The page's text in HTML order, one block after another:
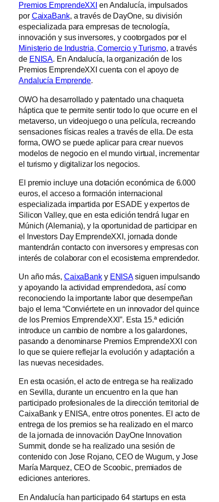
Premios EmprendeXXI en Andalucía, impulsados
por CaixaBank, a través de DayOne, su división
especializada para empresas de tecnología,
innovación y sus inversores, y cootorgados por el
Ministerio de Industria, Comercio y Turismo, a través
de ENISA. En Andalucía, la organización de los
Premios EmprendeXXI cuenta con el apoyo de
Andalucía Emprende.
OWO ha desarrollado y patentado una chaqueta
háptica que te permite sentir todo lo que ocurre en el
metaverso, un videojuego o una película, recreando
sensaciones físicas reales a través de ella. De esta
forma, OWO se puede aplicar para crear nuevos
modelos de negocio en el mundo virtual, incrementar
el turismo y digitalizar los negocios.
El premio incluye una dotación económica de 6.000
euros, el acceso a formación internacional
especializada impartida por ESADE y expertos de
Silicon Valley, que en esta edición tendrá lugar en
Múnich (Alemania), y la oportunidad de participar en
el Investors Day EmprendeXXI, jornada donde
mantendrán contacto con inversores y empresas con
interés de colaborar con el ecosistema emprendedor.
Un año más, CaixaBanky ENISAsiguen impulsando
y apoyando la actividad emprendedora, así como
reconociendo la importante labor que desempeñan
bajo el lema “Conviértete en un innovador del quince
de los Premios EmprendeXXI”. Esta 15.ª edición
introduce un cambio de nombre a los galardones,
pasando a denominarse Premios EmprendeXXI con
lo que se quiere reflejar la evolución y adaptación a
las nuevas necesidades.
En esta ocasión, el acto de entrega se ha realizado
en Sevilla, durante un encuentro en la que han
participado profesionales de la dirección territorial de
CaixaBank y ENISA, entre otros ponentes. El acto de
entrega de los premios se ha realizado en el marco
de la jornada de innovación DayOne Innovation
Summit, donde se ha realizado una sesión de
contenido con Jose Rojano, CEO de Wugum, y Jose
María Marquez, CEO de Scoobic, premiados de
ediciones anteriores.
En Andalucía han participado 64 startups en esta